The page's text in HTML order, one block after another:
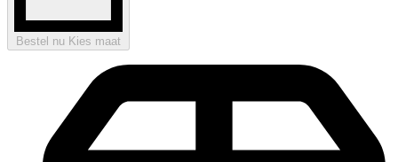
Bestel nu Kies maat